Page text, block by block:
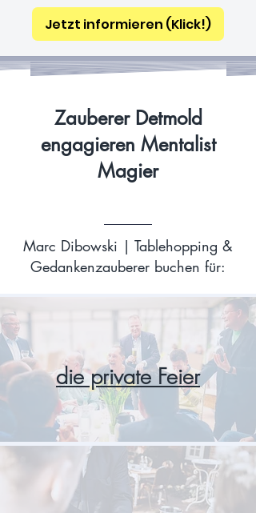
Jetzt informieren (Klick!)
Zauberer Detmold
engagieren Mentalist
Magier
Marc Dibowski | Tablehopping &
Gedankenzauberer buchen für:
die private Feier